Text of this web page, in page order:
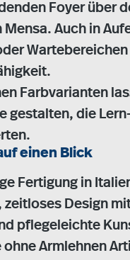
Foyer über
Auch in
Farbvarianten
gestalten, die
einen Blick
Fertigung in
zeitloses Design
pflegeleichte
ohne Armlehnen